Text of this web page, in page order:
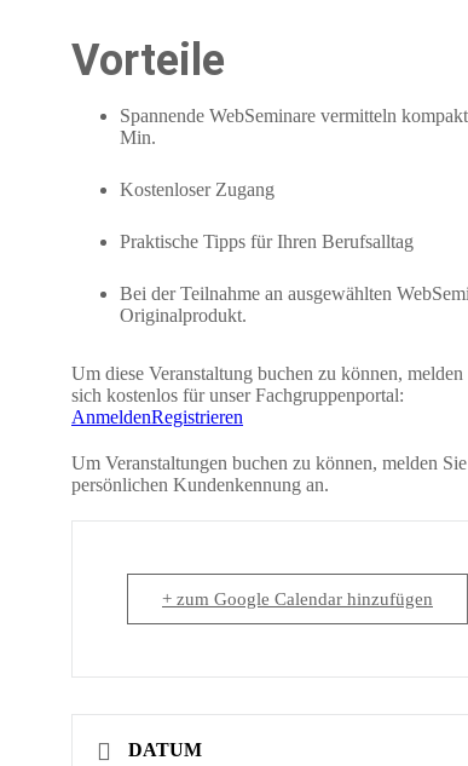
Vorteile
Spannende WebSeminare vermitteln
Min.
Kostenloser Zugang
Praktische Tipps für Ihren Berufsalltag
Bei der Teilnahme an ausgewählten
Originalprodukt.
Um diese Veranstaltung buchen zu können,
sich kostenlos für unser Fachgruppenportal:
AnmeldenRegistrieren
Um Veranstaltungen buchen zu können, melden
persönlichen Kundenkennung an.
+ zum Google Calendar hinzufügen
DATUM